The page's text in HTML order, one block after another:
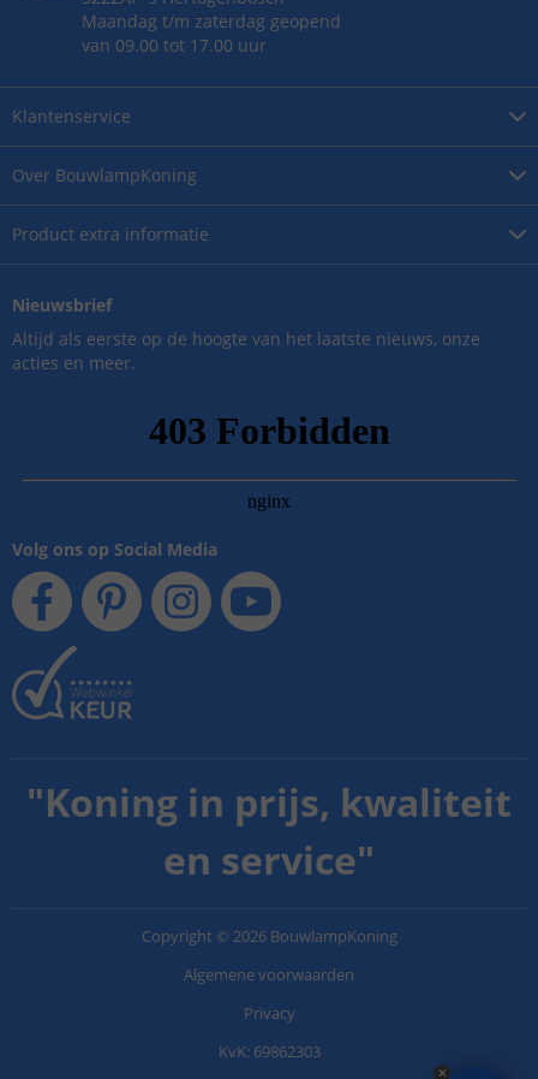
Over BouwlampKoning
Product extra informatie
Klantenservice
Maandag t/m zaterdag geopend
van 09.00 tot 17.00 uur
Nieuwsbrief
Altijd als eerste op de hoogte van het laatste nieuws, onze
acties en meer.
Volg ons op Social Media
"Koning in prijs, kwaliteit
en service"
Copyright © 2026 BouwlampKoning
Algemene voorwaarden
Privacy
KvK: 69862303